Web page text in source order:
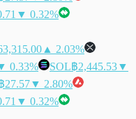
▼ 0.32%
▲ 2.03%
0.33% SOL฿2,445.53▼
27.57▼ 2.80%
▼ 0.32%